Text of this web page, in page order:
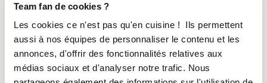
Team fan de cookies ?
Les cookies ce n'est pas qu'en cuisine ! Ils permettent
aussi à nos équipes de personnaliser le contenu et les
annonces, d'offrir des fonctionnalités relatives aux
médias sociaux et d'analyser notre trafic. Nous
LIVRAISON
SUIVIE
PAIEMENT
SÉCURISÉ